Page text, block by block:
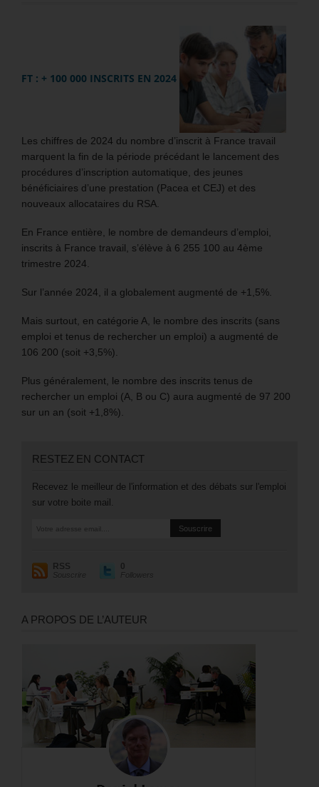
FT : + 100 000 INSCRITS EN 2024
Les chiffres de 2024 du nombre d’inscrit à France travail
marquent la fin de la période précédant le lancement des
procédures d’inscription automatique, des jeunes
bénéficiaires d’une prestation (Pacea et CEJ) et des
nouveaux allocataires du RSA.
En France entière, le nombre de demandeurs d’emploi,
inscrits à France travail, s’élève à 6 255 100 au 4ème
trimestre 2024.
Sur l’année 2024, il a globalement augmenté de +1,5%.
Mais surtout, en catégorie A, le nombre des inscrits (sans
emploi et tenus de rechercher un emploi) a augmenté de
106 200 (soit +3,5%).
Plus généralement, le nombre des inscrits tenus de
rechercher un emploi (A, B ou C) aura augmenté de 97 200
sur un an (soit +1,8%).
RESTEZ EN CONTACT
Recevez le meilleur de l'information et des débats sur l'emploi
sur votre boite mail.
RSS
Souscrire
0
Followers
A PROPOS DE L’AUTEUR